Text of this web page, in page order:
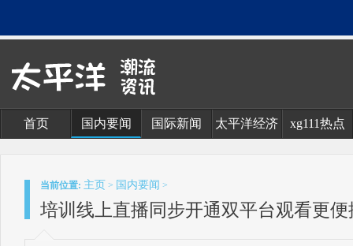
首页 国内要闻 国际新闻 太平洋经济 xg111热点
当前位置: 主页 > 国内要闻 >
培训线上直播同步开通双平台观看更